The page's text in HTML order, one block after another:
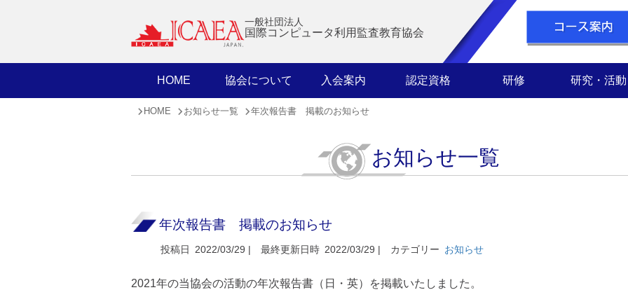
一般社団法人
国際コンピュータ利用監査教育協会
HOME 協会について 入会案内 認定資格 研修 研究・活動
HOME お知らせ一覧 年次報告書 掲載のお知らせ
お知らせ一覧
年次報告書 掲載のお知らせ
投稿日 2022/03/29 | 最終更新日時 2022/03/29 | カテゴリー お知らせ
2021年の当協会の活動の年次報告書（日・英）を掲載いたしました。